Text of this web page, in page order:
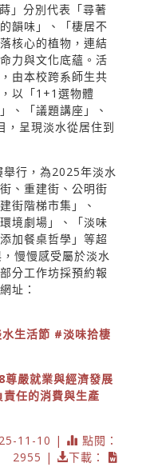
」分別代表「尋著
韻味」、「棲居不
核心的植物，連結
力與文化底蘊。活
由本校跨系師生共
以「1+1選物體
、「議題講座」、
，呈現淡水從居住到
行，為2025年淡水
、重建街、公明街
街階梯市集」、
境劇場」、「淡味
加餐桌哲學」等超
慢慢感受屬於淡水
分工作坊採預約報
址：
生活節 #淡味拾棲
尊嚴就業與經濟發展
任的消費與生產
11-10 |
點閱：
2955 |
下載：